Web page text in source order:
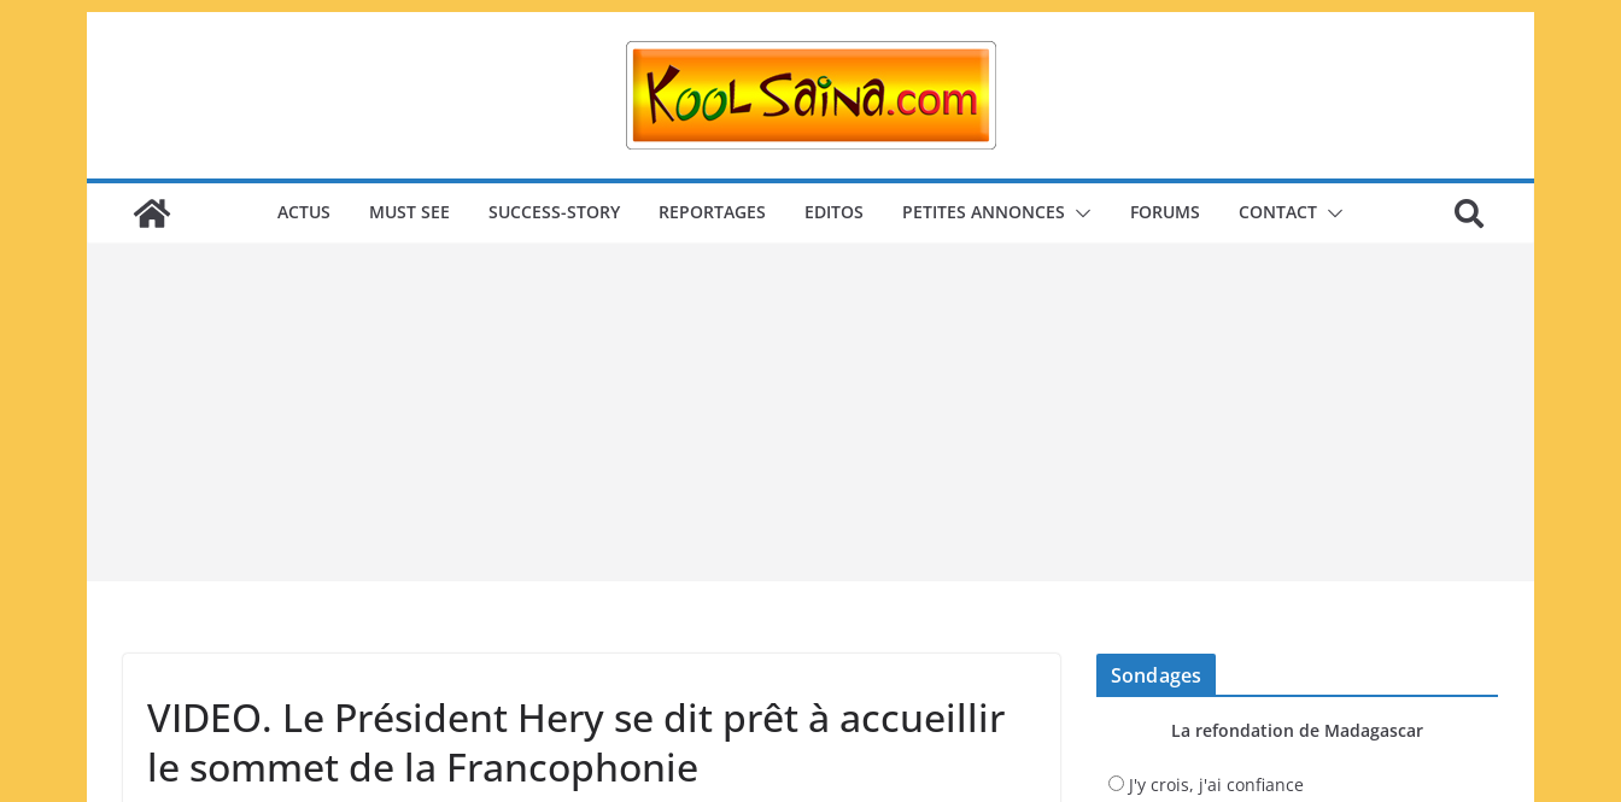
ACTUS MUST SEE SUCCESS-STORY REPORTAGES EDITOS PETITES ANNONCES FORUMS CONTACT
VIDEO. Le Président Hery se dit prêt à accueillir
le sommet de la Francophonie
Sondages
La refondation de Madagascar
J'y crois, j'ai confiance